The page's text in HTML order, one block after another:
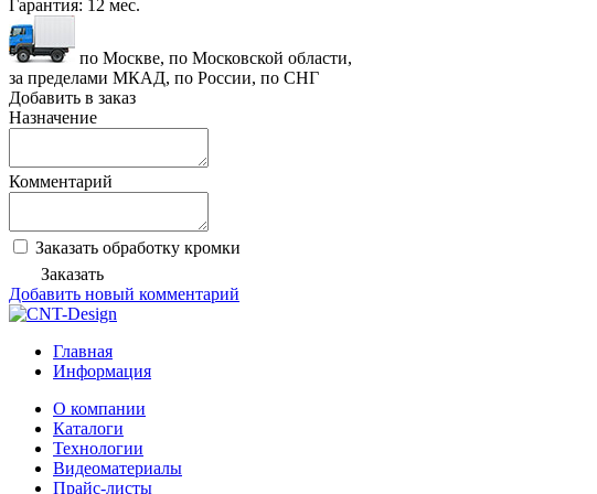
Гарантия: 12 мес.
по Москве, по Московской области,
за пределами МКАД, по России, по СНГ
Добавить в заказ
Назначение
Комментарий
Заказать обработку кромки
Заказать
Добавить новый комментарий
Главная
Информация
О компании
Каталоги
Технологии
Видеоматериалы
Прайс-листы